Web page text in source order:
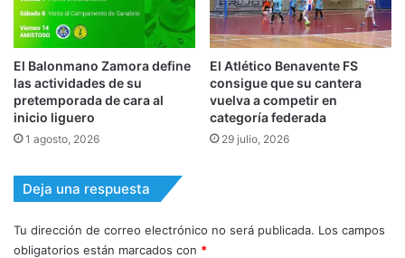
El Balonmano Zamora define
las actividades de su
pretemporada de cara al
inicio liguero
1 agosto, 2026
El Atlético Benavente FS
consigue que su cantera
vuelva a competir en
categoría federada
29 julio, 2026
Deja una respuesta
Tu dirección de correo electrónico no será publicada. Los campos
obligatorios están marcados con *